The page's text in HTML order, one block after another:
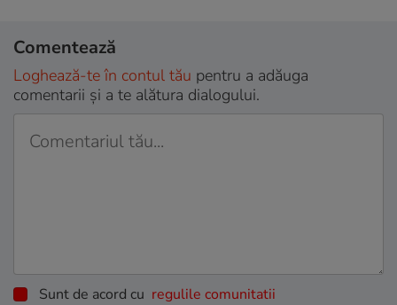
Comentează
Loghează-te în contul tău pentru a adăuga
comentarii și a te alătura dialogului.
Sunt de acord cu regulile comunitatii